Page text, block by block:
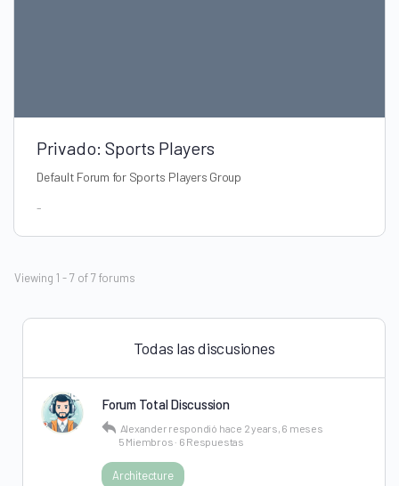
Privado: Sports Players
Default Forum for Sports Players Group
-
Viewing 1 - 7 of 7 forums
Todas las discusiones
Forum Total Discussion
Alexander respondió hace 2 years, 6 meses
5 Miembros · 6 Respuestas
Architecture